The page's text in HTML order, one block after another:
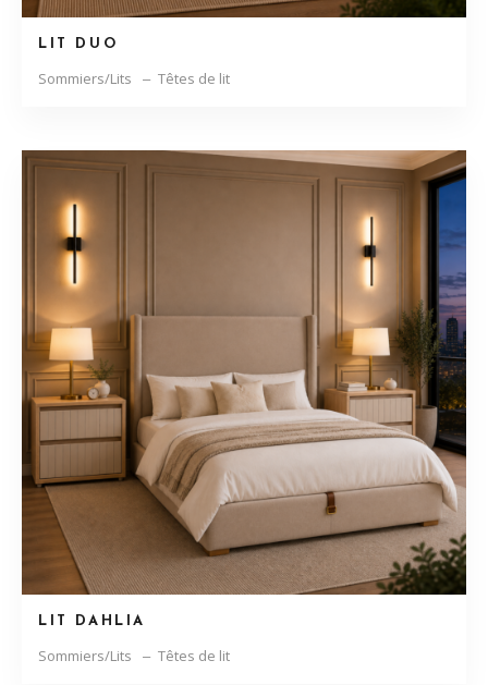
LIT DUO
Sommiers/Lits Têtes de lit
LIT DAHLIA
Sommiers/Lits Têtes de lit